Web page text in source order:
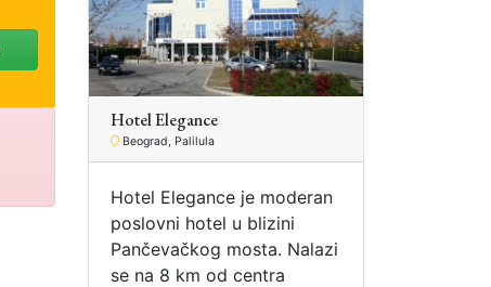
Hotel Elegance
Beograd, Palilula
Hotel Elegance je moderan
poslovni hotel u blizini
Pančevačkog mosta. Nalazi
se na 8 km od centra